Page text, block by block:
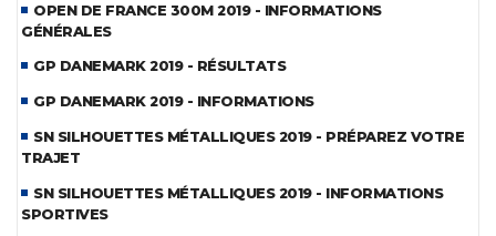
OPEN DE FRANCE 300M 2019 - INFORMATIONS
GÉNÉRALES
GP DANEMARK 2019 - RÉSULTATS
GP DANEMARK 2019 - INFORMATIONS
SN SILHOUETTES MÉTALLIQUES 2019 - PRÉPAREZ VOTRE
TRAJET
SN SILHOUETTES MÉTALLIQUES 2019 - INFORMATIONS
SPORTIVES